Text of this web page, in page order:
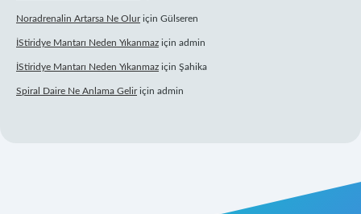
Noradrenalin Artarsa Ne Oluriçin Gülseren
İStiridye Mantarı Neden Yıkanmaz için admin
İStiridye Mantarı Neden Yıkanmaz için Şahika
Spiral Daire Ne Anlama Geliriçin admin